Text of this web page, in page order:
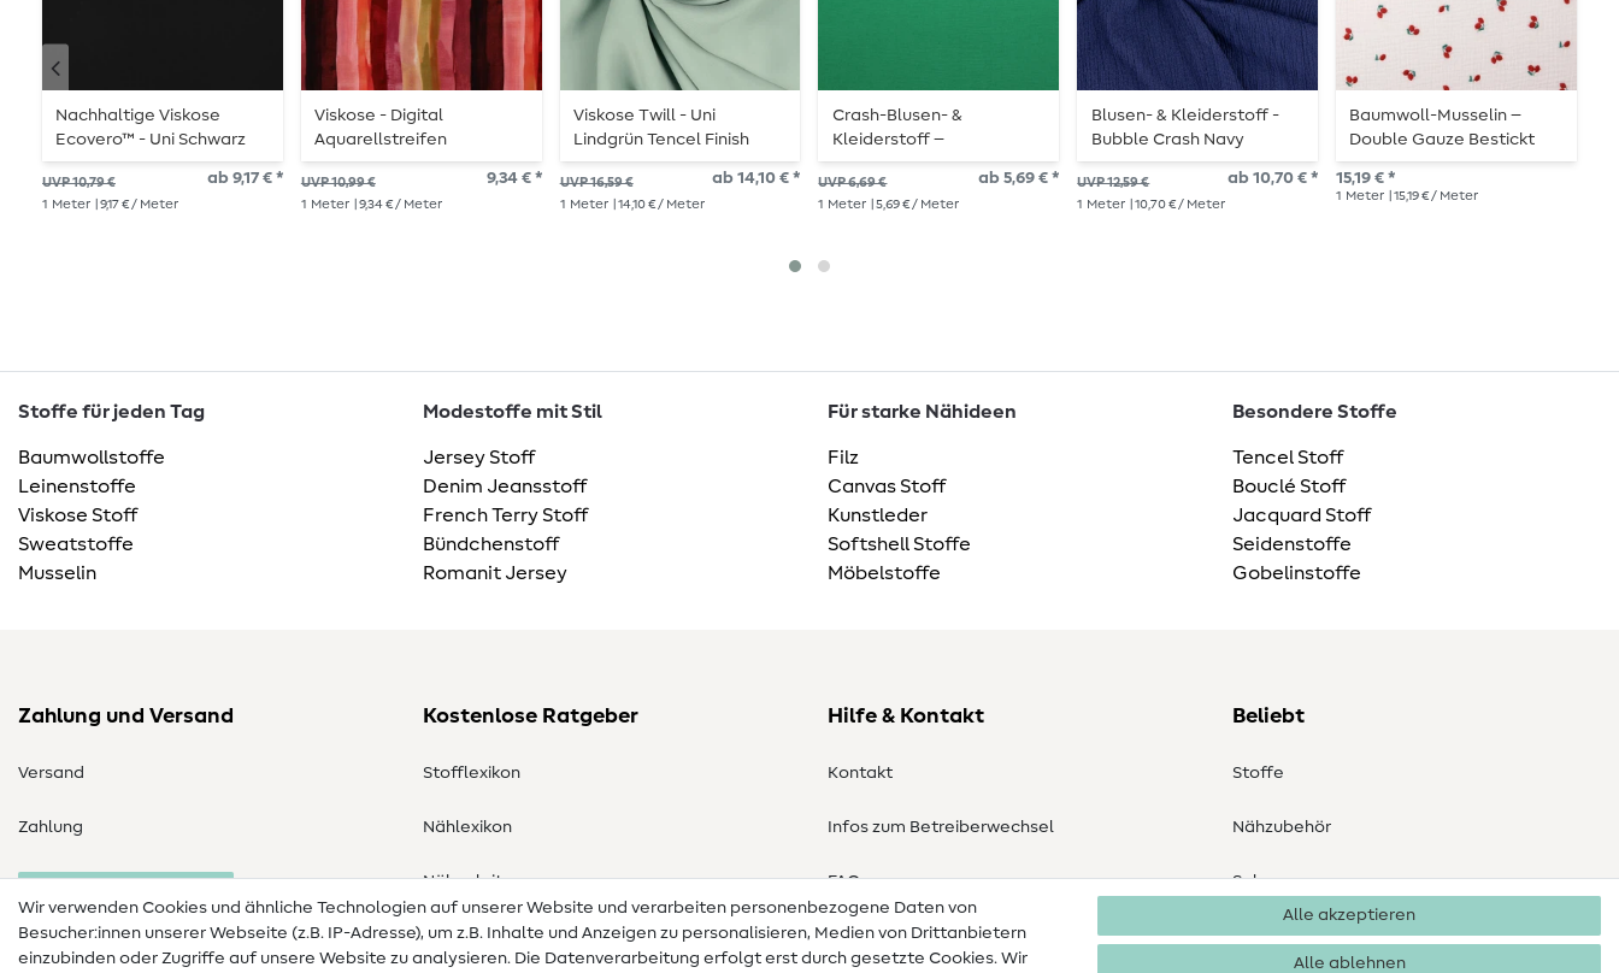
Nachhaltige Viskose
Ecovero™ - Uni Schwarz
UVP 10,79 € ab 9,17 € *
1 Meter | 9,17 € / Meter
Viskose - Digital
Aquarellstreifen
Bordeaux
UVP 10,99 € 9,34 € *
1 Meter | 9,34 € / Meter
Viskose Twill - Uni
Lindgrün Tencel Finish
UVP 16,59 € ab 14,10 € *
1 Meter | 14,10 € / Meter
Crash-Blusen- &
Kleiderstoff –
Frühlingsgrün
UVP 6,69 € ab 5,69 € *
1 Meter | 5,69 € / Meter
Blusen- & Kleiderstoff -
Bubble Crash Navy
UVP 12,59 € ab 10,70 € *
1 Meter | 10,70 € / Meter
Baumwoll-Musselin –
Double Gauze Bestickt
Kirschen Weiß
15,19 € *
1 Meter | 15,19 € / Meter
Stoffe für jeden Tag
Baumwollstoffe
Leinenstoffe
Viskose Stoff
Sweatstoffe
Musselin
Modestoffe mit Stil
Jersey Stoff
Denim Jeansstoff
French Terry Stoff
Bündchenstoff
Romanit Jersey
Für starke Nähideen
Filz
Canvas Stoff
Kunstleder
Softshell Stoffe
Möbelstoffe
Besondere Stoffe
Tencel Stoff
Bouclé Stoff
Jacquard Stoff
Seidenstoffe
Gobelinstoffe
Zahlung und Versand
Versand
Zahlung
Kostenlose Ratgeber
Stofflexikon
Nählexikon
Nähanleitungen
Hilfe & Kontakt
Kontakt
Infos zum Betreiberwechsel
FAQ
Widerrufsrecht
Beliebt
Stoffe
Nähzubehör
Sale
Schnittmuster
Wir verwenden Cookies und ähnliche Technologien auf unserer Website und verarbeiten personenbezogene Daten von
Besucher:innen unserer Webseite (z.B. IP-Adresse), um z.B. Inhalte und Anzeigen zu personalisieren, Medien von Drittanbietern
einzubinden oder Zugriffe auf unsere Website zu analysieren. Die Datenverarbeitung erfolgt erst durch gesetzte Cookies. Wir
Alle akzeptieren
Alle ablehnen